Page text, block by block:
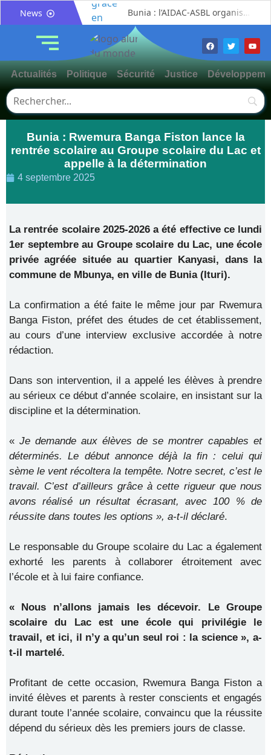
News
Bunia : l’AIDAC-ASBL organise une prière d’action de grâce en l’honneur des finalistes musulmans admis à l’Examen d’État édition 2026
Bunia : des jeunes sensibilisés à la masculinité positive pour lutter contre les violences basées sur le genre
Ituri / Riposte contre Ebola : World Vision forme 50 leaders religieux à Bunia pour transformer la foi en actions contre Ebola
Nord-Kivu : la MONUSCO évacue deux rescapés d’un crash aérien et rapatrie le corps d’une victime à Beni
Mahagi : ASADS Asbl et IEDA Relief sensibilisent la population de Djupabook-Yima contre les violences basées sur le genre
Mahagi:Me Mokili Mungunuti David salue le déploiement de Mont Gabaon et appelle à une identification concertée des axes à asphalter
Actualités Politique Sécurité Justice
Bunia : Rwemura Banga Fiston lance la
rentrée scolaire au Groupe scolaire du Lac et
appelle à la détermination
4 septembre 2025
La rentrée scolaire 2025-2026 a été effective ce lundi
1er septembre au Groupe scolaire du Lac, une école
privée agréée située au quartier Kanyasi, dans la
commune de Mbunya, en ville de Bunia (Ituri).
La confirmation a été faite le même jour par Rwemura
Banga Fiston, préfet des études de cet établissement,
au cours d’une interview exclusive accordée à notre
rédaction.
Dans son intervention, il a appelé les élèves à prendre
au sérieux ce début d’année scolaire, en insistant sur la
discipline et la détermination.
« Je demande aux élèves de se montrer capables et
déterminés. Le début annonce déjà la fin : celui qui
sème le vent récoltera la tempête. Notre secret, c’est le
travail. C’est d’ailleurs grâce à cette rigueur que nous
avons réalisé un résultat écrasant, avec 100 % de
réussite dans toutes les options », a-t-il déclaré.
Le responsable du Groupe scolaire du Lac a également
exhorté les parents à collaborer étroitement avec
l’école et à lui faire confiance.
« Nous n’allons jamais les décevoir. Le Groupe
scolaire du Lac est une école qui privilégie le
travail, et ici, il n’y a qu’un seul roi : la science », a-
t-il martelé.
Profitant de cette occasion, Rwemura Banga Fiston a
invité élèves et parents à rester conscients et engagés
durant toute l’année scolaire, convaincu que la réussite
dépend du sérieux dès les premiers jours de classe.